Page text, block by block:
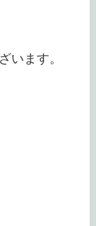
います。